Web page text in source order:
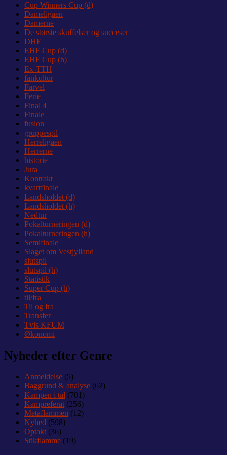
Cup Winners Cup (d)
Dameligaen
Damerne
De største skuffelser og succeser
DHF
EHF Cup (d)
EHF Cup (h)
Ex-TTH
fankultur
Farvel
Ferie
Final 4
Finale
fusion
gruppespil
Herreligaen
Herrerne
historie
Jura
Kontrakt
kvartfinale
Landsholdet (d)
Landsholdet (h)
Nedtur
Pokalturneringen (d)
Pokalturneringen (h)
Semifinale
Slaget om Vestjylland
slutspil
slutspil (h)
Statistik
Super Cup (h)
til/fra
Til og fra
Transfer
Tvis KFUM
Økonomi
Nyheder efter Genre
Anmeldelse (5)
Baggrund & analyse (62)
Kampen i tal (701)
Kampreferat(256)
Metaflammen (12)
Nyhed (598)
Optakt(36)
Stikflamme (19)